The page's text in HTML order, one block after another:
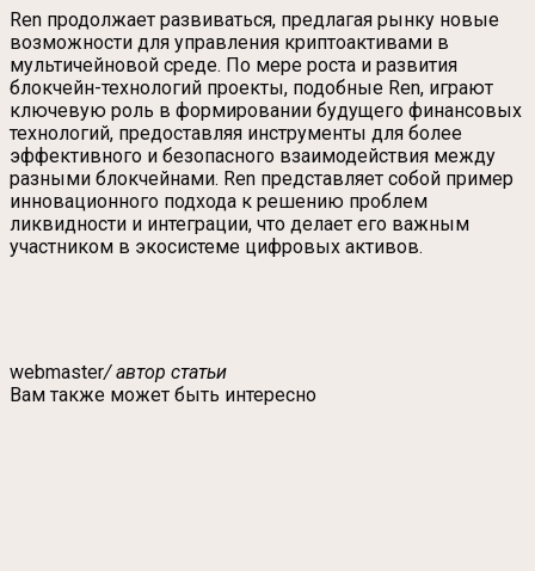
Ren продолжает развиваться, предлагая рынку новые
возможности для управления криптоактивами в
мультичейновой среде. По мере роста и развития
блокчейн-технологий проекты, подобные Ren, играют
ключевую роль в формировании будущего финансовых
технологий, предоставляя инструменты для более
эффективного и безопасного взаимодействия между
разными блокчейнами. Ren представляет собой пример
инновационного подхода к решению проблем
ликвидности и интеграции, что делает его важным
участником в экосистеме цифровых активов.
webmaster/ автор статьи
Вам также может быть интересно